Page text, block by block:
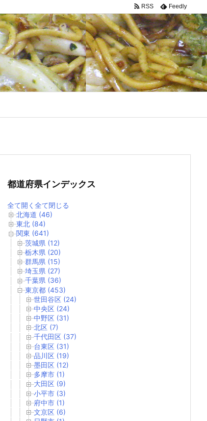
RSS Feedly
都道府県インデックス
全て開く 全て閉じる
北海道 (46)
東北 (84)
関東 (641)
茨城県 (12)
栃木県 (20)
群馬県 (15)
埼玉県 (27)
千葉県 (36)
東京都 (453)
世田谷区 (24)
中央区 (24)
中野区 (31)
北区 (7)
千代田区 (37)
台東区 (31)
品川区 (19)
墨田区 (12)
多摩市 (1)
大田区 (9)
小平市 (3)
府中市 (1)
文京区 (6)